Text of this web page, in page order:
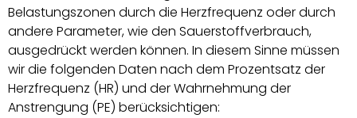
Belastungszonen durch die Herzfrequenz oder durch
andere Parameter, wie den Sauerstoffverbrauch,
ausgedrückt werden können. In diesem Sinne müssen
wir die folgenden Daten nach dem Prozentsatz der
Herzfrequenz (HR) und der Wahrnehmung der
Anstrengung (PE) berücksichtigen: